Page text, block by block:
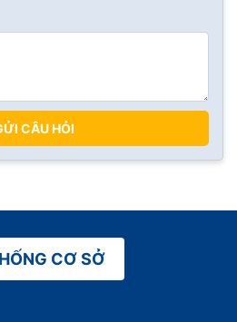
CÂU HỎI
CƠ SỞ